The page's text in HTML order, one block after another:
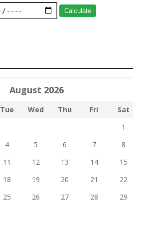
Calculate
August 2026
Tue Wed Thu Fri
Sat
1
4 5 6 7
8
11 12 13 14
15
18 19 20 21
22
25 26 27 28
29